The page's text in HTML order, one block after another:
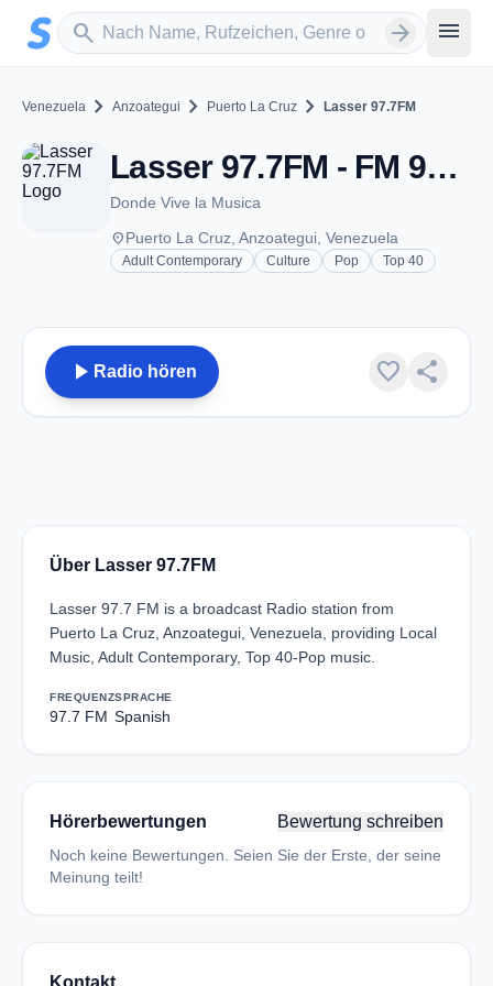
Zum Hauptinhalt springen
search
Sender suchen arrow_forward menu
Venezuela chevron_right Anzoategui chevron_right Puerto La Cruz chevron_right Lasser 97.7FM
Lasser 97.7FM - FM 97.7 - Puerto La Cruz
Donde Vive la Musica
placePuerto La Cruz, Anzoategui, Venezuela
Adult Contemporary Culture Pop Top 40
play_arrow Radio hören favorite share
Über Lasser 97.7FM
Lasser 97.7 FM is a broadcast Radio station from
Puerto La Cruz, Anzoategui, Venezuela, providing Local
Music, Adult Contemporary, Top 40-Pop music.
FREQUENZ
97.7 FM
SPRACHE
Spanish
Hörerbewertungen Bewertung schreiben
Noch keine Bewertungen. Seien Sie der Erste, der seine
Meinung teilt!
Kontakt